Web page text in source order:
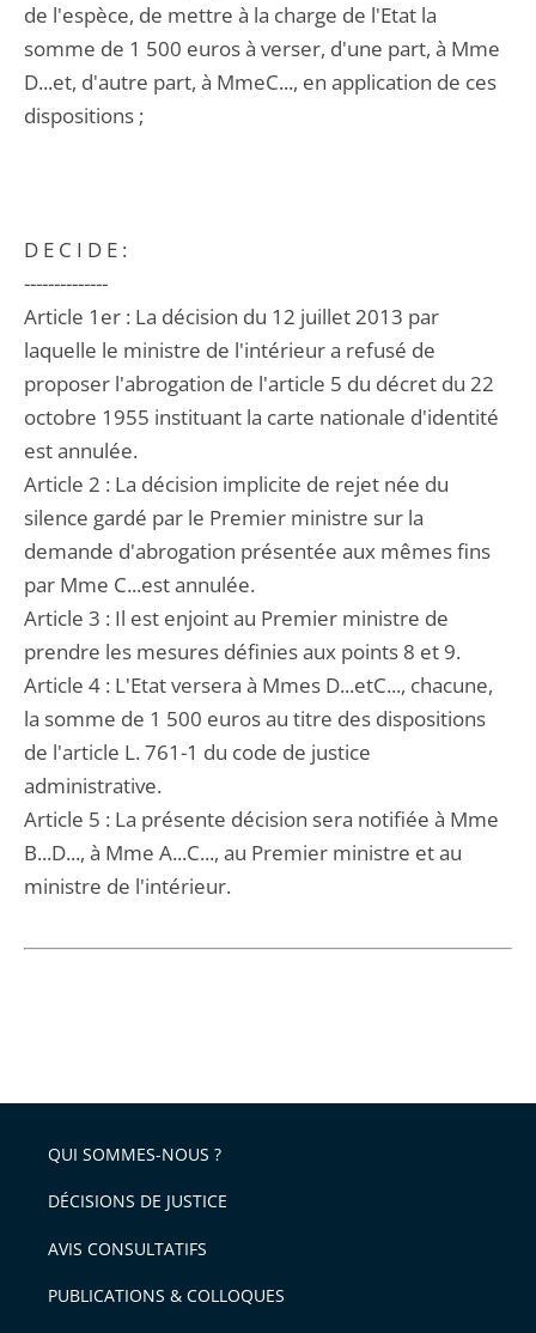
de l'espèce, de mettre à la charge de l'Etat la
somme de 1 500 euros à verser, d'une part, à Mme
D...et, d'autre part, à MmeC..., en application de ces
dispositions ;
D E C I D E :
--------------
Article 1er : La décision du 12 juillet 2013 par
laquelle le ministre de l'intérieur a refusé de
proposer l'abrogation de l'article 5 du décret du 22
octobre 1955 instituant la carte nationale d'identité
est annulée.
Article 2 : La décision implicite de rejet née du
silence gardé par le Premier ministre sur la
demande d'abrogation présentée aux mêmes fins
par Mme C...est annulée.
Article 3 : Il est enjoint au Premier ministre de
prendre les mesures définies aux points 8 et 9.
Article 4 : L'Etat versera à Mmes D...etC..., chacune,
la somme de 1 500 euros au titre des dispositions
de l'article L. 761-1 du code de justice
administrative.
Article 5 : La présente décision sera notifiée à Mme
B...D..., à Mme A...C..., au Premier ministre et au
ministre de l'intérieur.
QUI SOMMES-NOUS ?
DÉCISIONS DE JUSTICE
AVIS CONSULTATIFS
PUBLICATIONS & COLLOQUES